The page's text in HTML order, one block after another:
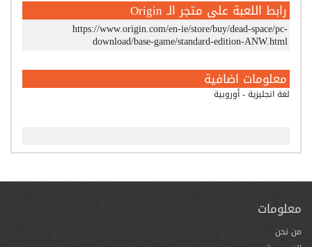
رابط اللعبة على متجر الـ Origin
https://www.origin.com/en-ie/store/buy/dead-space/pc-
download/base-game/standard-edition-ANW.html
معلومات اضافية
لغة انجليزية - أوروبية
معلومات
من نحن